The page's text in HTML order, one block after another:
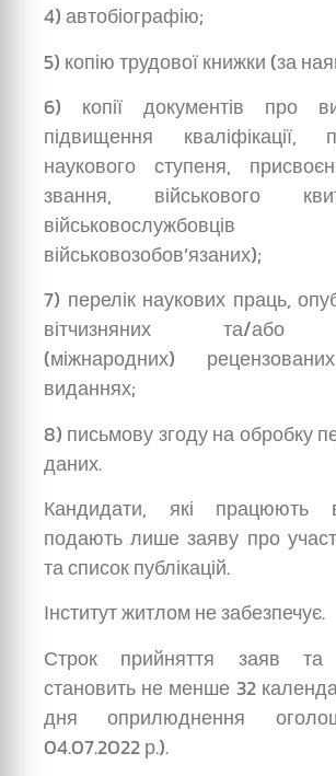
4) автобіографію;
5) копію трудової книжки (за
6) копії документів про
підвищення кваліфікації,
наукового ступеня,
звання, військового
військовозобов’язаних);
7) перелік наукових праць,
вітчизняних та/або
(міжнародних)
виданнях;
8) письмову згоду на обробку
даних.
Кандидати, які працюють в
подають лише заяву про
та список публікацій.
Інститут житлом не забезпечує.
Строк прийняття заяв та
становить не менше 32
дня оприлюднення
04.07.2022 р.).